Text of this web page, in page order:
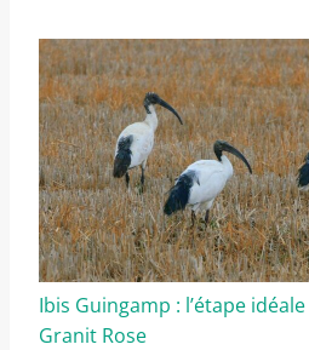
Ibis Guingamp : l’étape
Granit Rose